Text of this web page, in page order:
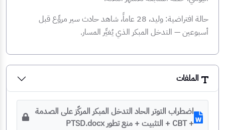
حالة افتراضية: وليد، 28 عاماً، شاهد حادث سير مروِّع قبل
أسبوعين — التدخل المبكر الذي يُغيِّر المسار.
الملفات
اضطراب التوتر الحاد التدخل المبكر المركّز على الصدمة
+ CBT + التثبيت + منع تطور PTSD.docx